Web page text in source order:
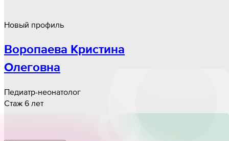
Новый профиль
Воропаева Кристина
Олеговна
Педиатр-неонатолог
Стаж 6 лет